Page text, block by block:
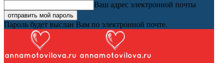
Ваш адрес электронной почты
Пароль будет выслан Вам по электронной почте.